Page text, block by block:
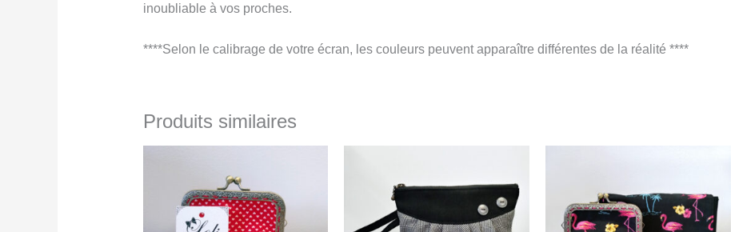
inoubliable à vos proches.
****Selon le calibrage de votre écran, les couleurs peuvent apparaître différentes de la réalité ****
Produits similaires